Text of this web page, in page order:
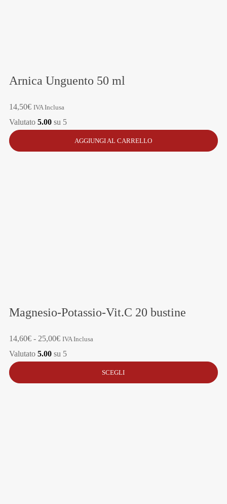
Arnica Unguento 50 ml
14,50€ IVA Inclusa
Valutato 5.00su 5
AGGIUNGI AL CARRELLO
Magnesio-Potassio-Vit.C 20 bustine
14,60€ - 25,00€Fascia
di
da
IVA Inclusa
Valutato 5.00su 5
SCEGLI